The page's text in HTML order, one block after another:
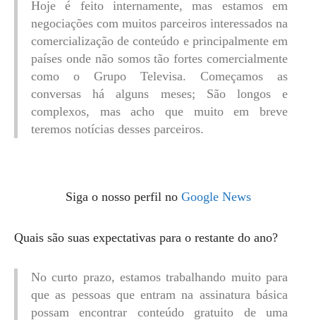
Hoje é feito internamente, mas estamos em
negociações com muitos parceiros interessados ​​na
comercialização de conteúdo e principalmente em
países onde não somos tão fortes comercialmente
como o Grupo Televisa. Começamos as
conversas há alguns meses; São longos e
complexos, mas acho que muito em breve
teremos notícias desses parceiros.
Siga o nosso perfil no Google News
Quais são suas expectativas para o restante do ano?
No curto prazo, estamos trabalhando muito para
que as pessoas que entram na assinatura básica
possam encontrar conteúdo gratuito de uma